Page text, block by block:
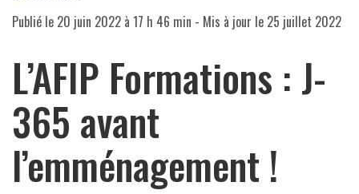
Publié le 20 juin 2022 à 17 h 46 min - Mis à jour le 25 juillet 2022
L’AFIP Formations : J-
365 avant
l’emménagement !